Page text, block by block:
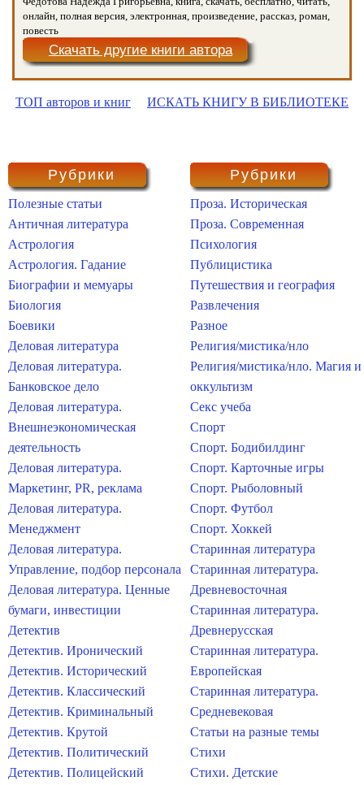
онлайн, полная версия, электронная, произведение, рассказ, роман,
повесть
Скачать другие книги автора
ТОП авторов и книг ИСКАТЬ КНИГУ В БИБЛИОТЕКЕ
Рубрики
Полезные статьи
Античная литература
Астрология
Астрология. Гадание
Биографии и мемуары
Биология
Боевики
Деловая литература
Деловая литература.
Банковское дело
Деловая литература.
Внешнеэкономическая
деятельность
Деловая литература.
Маркетинг, PR, реклама
Деловая литература.
Менеджмент
Деловая литература.
Управление, подбор персонала
Деловая литература. Ценные
бумаги, инвестиции
Детектив
Детектив. Иронический
Детектив. Исторический
Детектив. Классический
Детектив. Криминальный
Детектив. Крутой
Детектив. Политический
Детектив. Полицейский
Рубрики
Проза. Историческая
Проза. Современная
Психология
Публицистика
Путешествия и география
Развлечения
Разное
Религия/мистика/нло
Религия/мистика/нло. Магия и
оккультизм
Секс учеба
Спорт
Спорт. Бодибилдинг
Спорт. Карточные игры
Спорт. Рыболовный
Спорт. Футбол
Спорт. Хоккей
Старинная литература
Старинная литература.
Древневосточная
Старинная литература.
Древнерусская
Старинная литература.
Европейская
Старинная литература.
Средневековая
Статьи на разные темы
Стихи
Стихи. Детские